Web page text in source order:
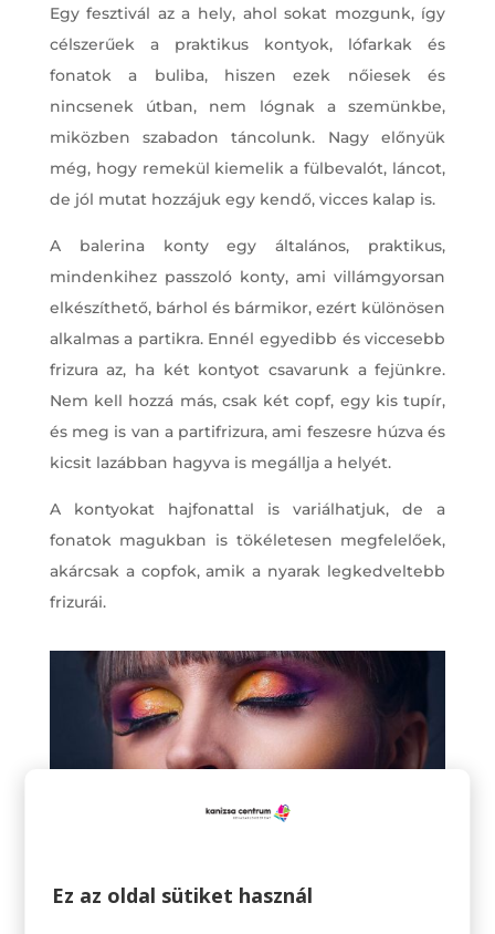
Egy fesztivál az a hely, ahol sokat mozgunk, így
célszerűek a praktikus kontyok, lófarkak és
fonatok a buliba, hiszen ezek nőiesek és
nincsenek útban, nem lógnak a szemünkbe,
miközben szabadon táncolunk. Nagy előnyük
még, hogy remekül kiemelik a fülbevalót, láncot,
de jól mutat hozzájuk egy kendő, vicces kalap is.
A balerina konty egy általános, praktikus,
mindenkihez passzoló konty, ami villámgyorsan
elkészíthető, bárhol és bármikor, ezért különösen
alkalmas a partikra. Ennél egyedibb és viccesebb
frizura az, ha két kontyot csavarunk a fejünkre.
Nem kell hozzá más, csak két copf, egy kis tupír,
és meg is van a partifrizura, ami feszesre húzva és
kicsit lazábban hagyva is megállja a helyét.
A kontyokat hajfonattal is variálhatjuk, de a
fonatok magukban is tökéletesen megfelelőek,
akárcsak a copfok, amik a nyarak legkedveltebb
frizurái.
Ez az oldal sütiket használ